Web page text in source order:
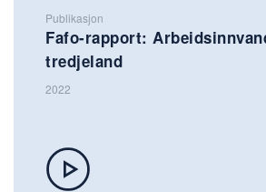
Publikasjon
Fafo-rapport:
tredjeland
2022